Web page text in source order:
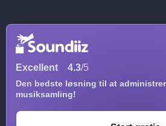
Excellent 4.3/5
Den bedste løsning til at
musiksamling!